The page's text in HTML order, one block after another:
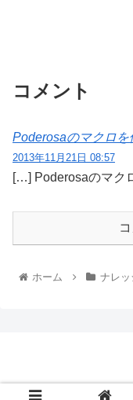
コメント
Poderosaのマクロ
2013年11月21日 08:57
[…] Poderosaのマク
ホーム ナレッ